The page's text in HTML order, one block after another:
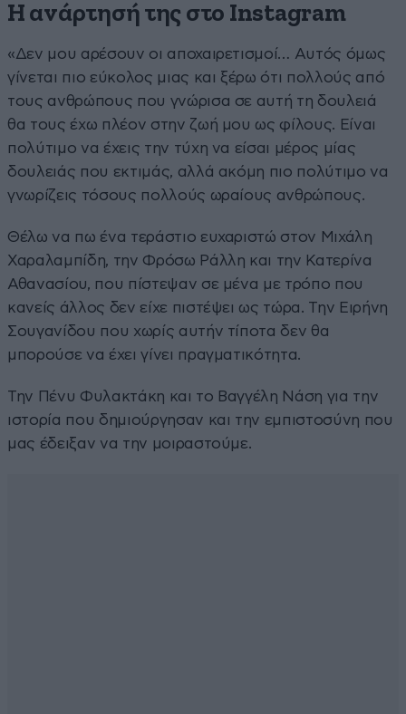
Η ανάρτησή της στο Instagram
«Δεν μου αρέσουν οι αποχαιρετισμοί… Αυτός όμως
γίνεται πιο εύκολος μιας και ξέρω ότι πολλούς από
τους ανθρώπους που γνώρισα σε αυτή τη δουλειά
θα τους έχω πλέον στην ζωή μου ως φίλους. Είναι
πολύτιμο να έχεις την τύχη να είσαι μέρος μίας
δουλειάς που εκτιμάς, αλλά ακόμη πιο πολύτιμο να
γνωρίζεις τόσους πολλούς ωραίους ανθρώπους.
Θέλω να πω ένα τεράστιο ευχαριστώ στον Μιχάλη
Χαραλαμπίδη, την Φρόσω Ράλλη και την Κατερίνα
Αθανασίου, που πίστεψαν σε μένα με τρόπο που
κανείς άλλος δεν είχε πιστέψει ως τώρα. Την Ειρήνη
Σουγανίδου που χωρίς αυτήν τίποτα δεν θα
μπορούσε να έχει γίνει πραγματικότητα.
Την Πένυ Φυλακτάκη και το Βαγγέλη Νάση για την
ιστορία που δημιούργησαν και την εμπιστοσύνη που
μας έδειξαν να την μοιραστούμε.